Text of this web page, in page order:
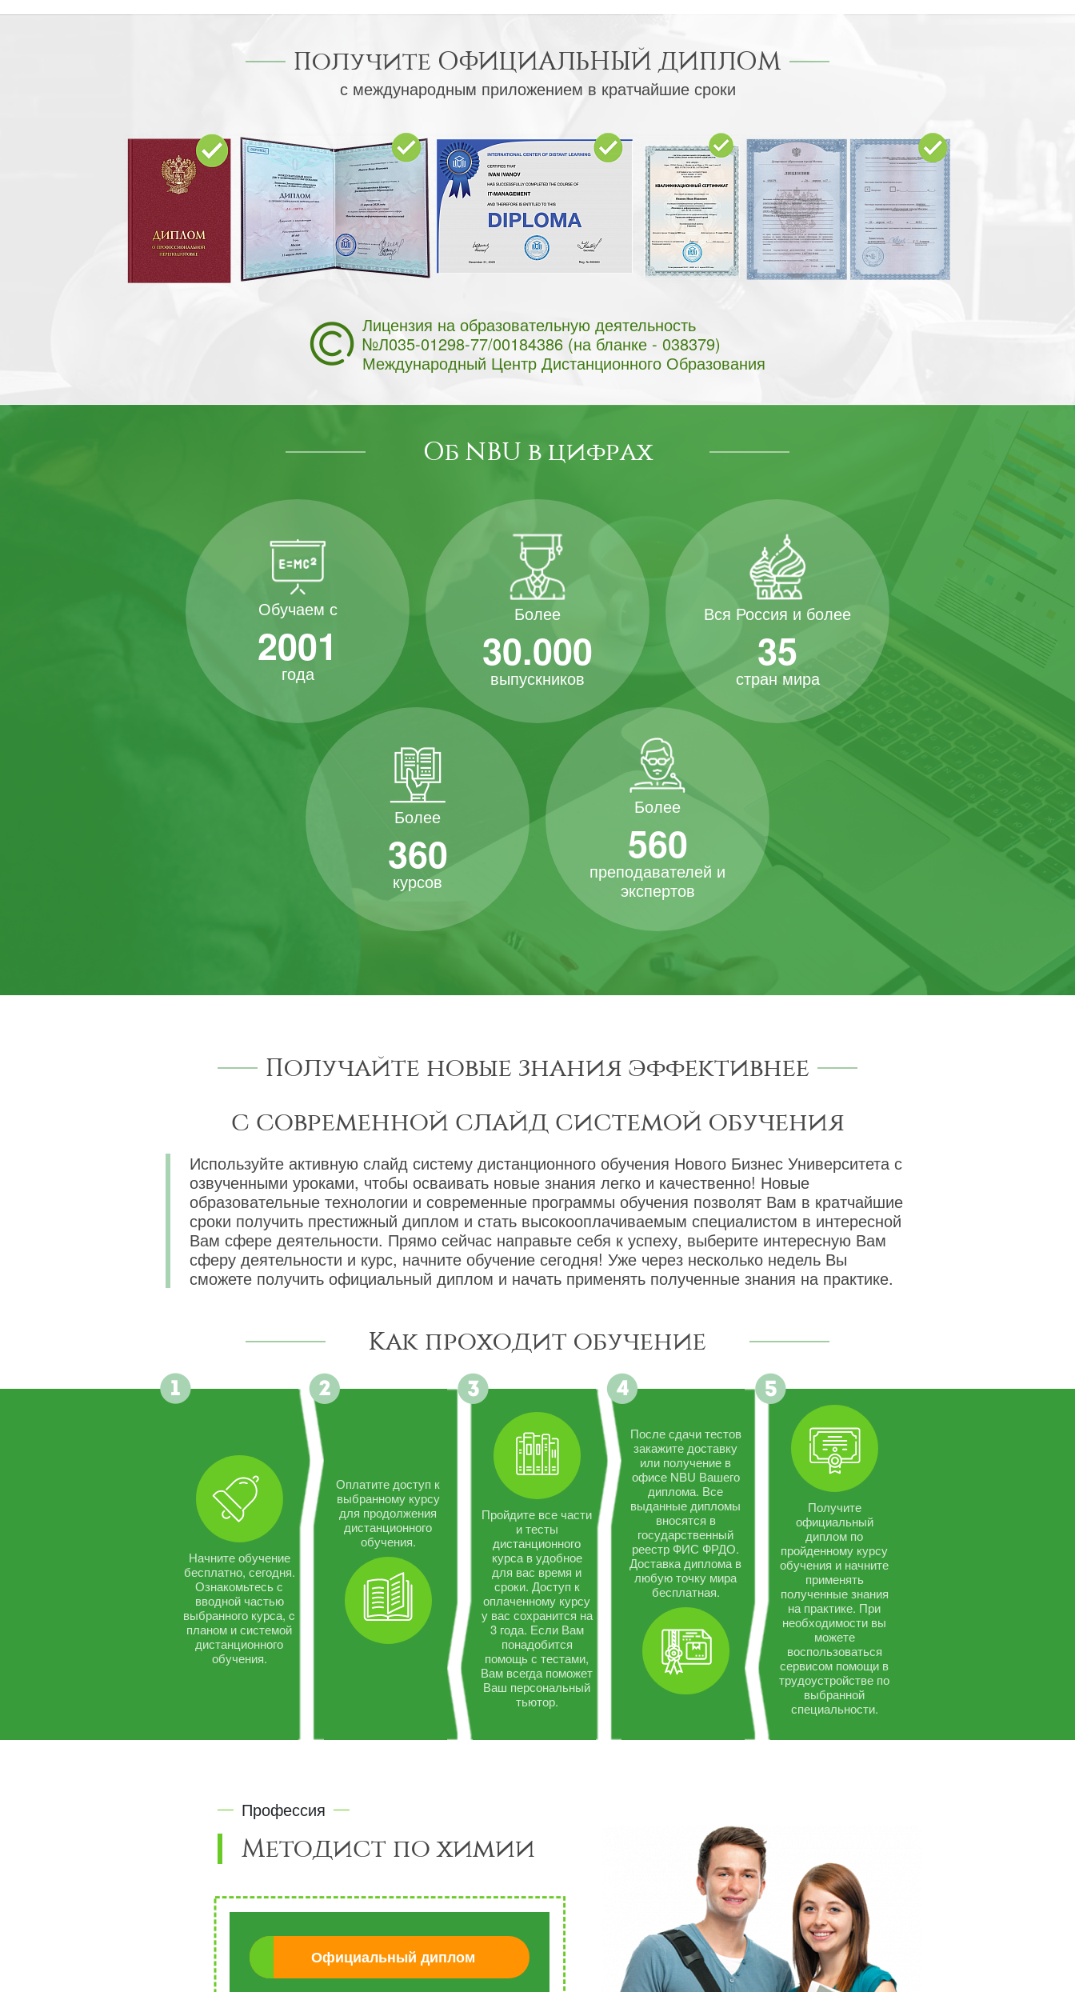
Получите ОФИЦИАЛЬНЫЙ ДИПЛОМ
с международным приложением в кратчайшие сроки
Лицензия на образовательную деятельность
№Л035-01298-77/00184386 (на бланке - 038379)
Международный Центр Дистанционного Образования
Об NBU в цифрах
Обучаем с
2001
года
Более
30.000
выпускников
Вся Россия и более
35
стран мира
Более
360
курсов
Более
560
преподавателей и
экспертов
Получайте новые знания эффективнее
с современной слайд системой обучения
Используйте активную слайд систему дистанционного обучения Нового Бизнес Университета с
озвученными уроками, чтобы осваивать новые знания легко и качественно! Новые
образовательные технологии и современные программы обучения позволят Вам в кратчайшие
сроки получить престижный диплом и стать высокооплачиваемым специалистом в интересной
Вам сфере деятельности. Прямо сейчас направьте себя к успеху, выберите интересную Вам
сферу деятельности и курс, начните обучение сегодня! Уже через несколько недель Вы
сможете получить официальный диплом и начать применять полученные знания на практике.
Как проходит обучение
Начните обучение
бесплатно, сегодня.
Ознакомьтесь с
вводной частью
выбранного курса, c
планом и системой
дистанционного
обучения.
Оплатите доступ к
выбранному курсу
для продолжения
дистанционного
обучения.
Пройдите все части
и тесты
дистанционного
курса в удобное
для вас время и
сроки. Доступ к
оплаченному курсу
у вас сохранится на
3 года. Если Вам
понадобится
помощь с тестами,
Вам всегда поможет
Ваш персональный
тьютор.
После сдачи тестов
закажите доставку
или получение в
офисе NBU Вашего
диплома. Все
выданные дипломы
вносятся в
государственный
реестр ФИС ФРДО.
Доставка диплома в
любую точку мира
бесплатная.
Получите
официальный
диплом по
пройденному курсу
обучения и начните
применять
полученные знания
на практике. При
необходимости вы
можете
воспользоваться
сервисом помощи в
трудоустройстве по
выбранной
специальности.
Профессия
Методист по химии
Официальный диплом